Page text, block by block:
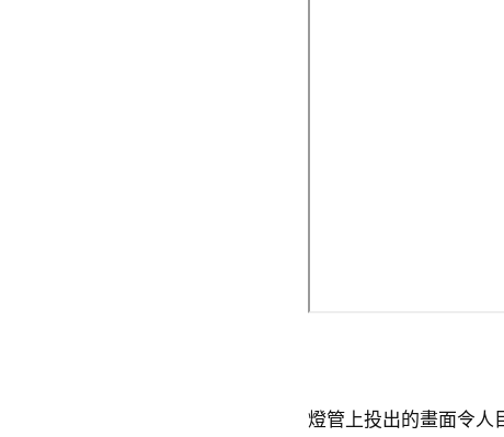
燈管上投出的畫面令人